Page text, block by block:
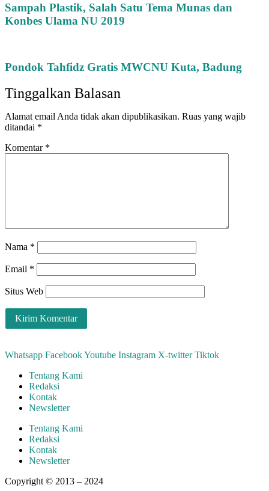
Sampah Plastik, Salah Satu Tema Munas dan
Konbes Ulama NU 2019
Pondok Tahfidz Gratis MWCNU Kuta, Badung
Tinggalkan Balasan
Alamat email Anda tidak akan dipublikasikan. Ruas yang wajib
ditandai *
Komentar *
Nama *
Email *
Situs Web
Whatsapp FacebookYoutube Instagram X-twitter Tiktok
Tentang Kami
Redaksi
Kontak
Newsletter
Tentang Kami
Redaksi
Kontak
Newsletter
Copyright © 2013 – 2024